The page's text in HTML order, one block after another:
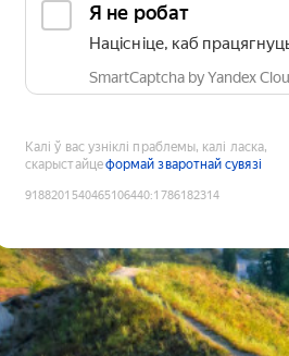
Я не робат
Націсніце, каб
SmartCaptcha by Yandex
Калі ў вас узніклі праблемы, калі ласка,
скарыстайцеформай зваротнай сувязі
9188201540465106440:1786182314